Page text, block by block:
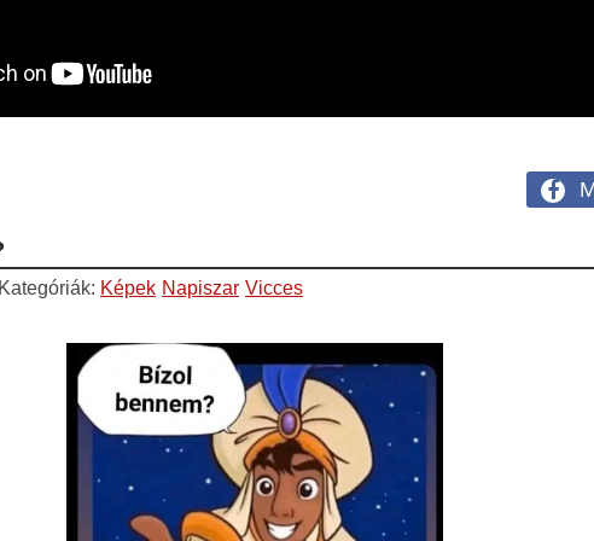
Kategóriák: Képek Napiszar Vicces